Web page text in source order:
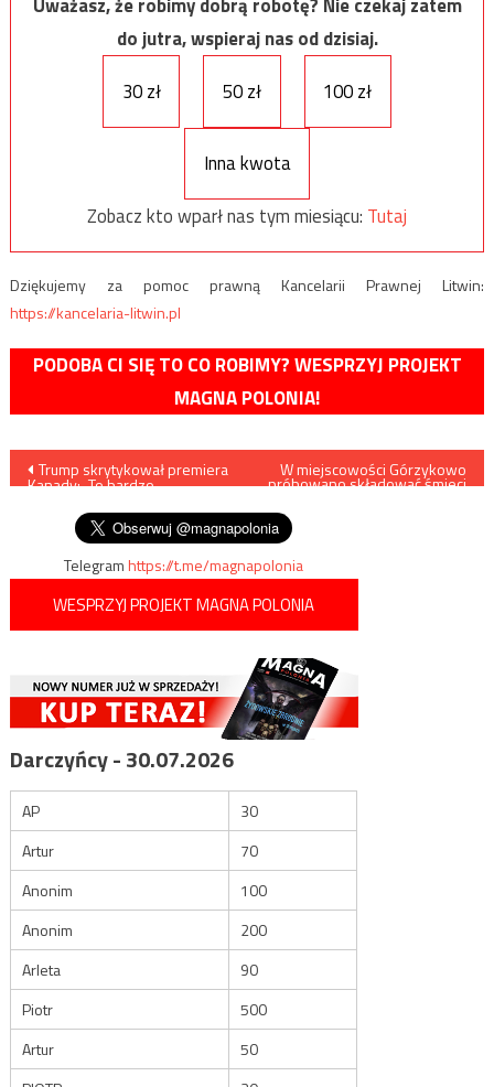
do jutra, wspieraj nas od dzisiaj.
30 zł
50 zł 100 zł
Inna kwota
Zobacz kto wparł nas tym miesiącu: Tutaj
Dziękujemy za pomoc prawną Kancelarii Prawnej Litwin:
https://kancelaria-litwin.pl
PODOBA CI SIĘ TO CO ROBIMY? WESPRZYJ PROJEKT
MAGNA POLONIA!
Nawigacja
wpisu
Trump skrytykował premiera
Kanady: „To bardzo
W miejscowości Górzykowo
próbowano składować śmieci
Telegramhttps://t.me/magnapolonia
WESPRZYJ PROJEKT MAGNA POLONIA
Darczyńcy - 30.07.2026
AP
30
Artur
70
Anonim
100
Anonim
200
Arleta
90
Piotr
500
Artur
50